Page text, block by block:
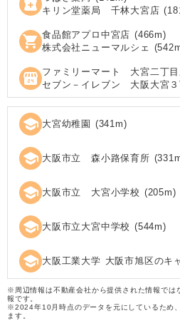
local_pharmacy キリン堂薬局 千林大宮店 (
shopping_cart 食品館アプロ中宮店 (466m)
株式会社ニューマルシェ (542
local_convenience_store ファミリーマート 大宮二丁
セブン－イレブン 大阪大宮
school 大宮幼稚園 (341m)
school 大阪市立 森小路保育所 (331
school 大阪市立 大宮小学校 (205m)
school 大阪市立大宮中学校 (544m)
school 大阪工業大学 大阪市旭区のキ
※周辺情報は不動産会社から提供された情報では
報です。
※2024年10月時点のデータを元にしているため
ます。